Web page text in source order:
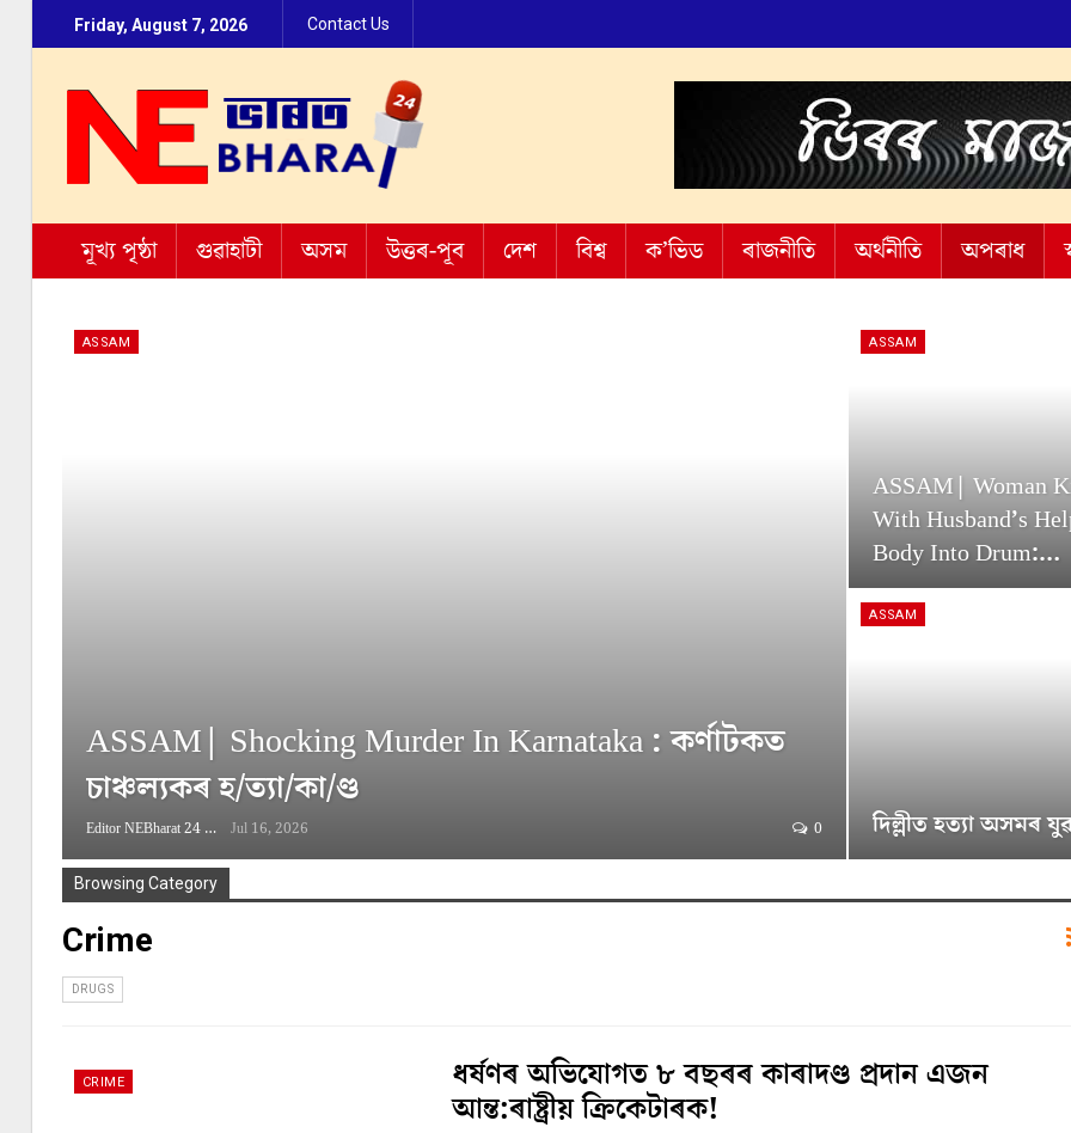
Friday, August 7, 2026 Contact Us
মূখ্য পৃষ্ঠা গুৱাহাটী অসম উত্তৰ-পূব দেশ বিশ্ব ক’ভিড ৰাজনীতি অৰ্থনীতি অপৰাধ
ASSAM
ASSAM| Shocking Murder In Karnataka : কৰ্ণাটকত
চাঞ্চল্যকৰ হ/ত্যা/কা/ণ্ড
Editor NEBharat 24 Jul 16, 2026 0
ASSAM
ASSAM| Woman
With Husband’s
Body Into Drum:…
ASSAM
দিল্লীত হত্যা অসমৰ
Browsing Category
Crime
DRUGS
CRIME
ধৰ্ষণৰ অভিযোগত ৮ বছৰৰ কাৰাদণ্ড প্ৰদান এজন
আন্ত:ৰাষ্ট্ৰীয় ক্ৰিকেটাৰক!